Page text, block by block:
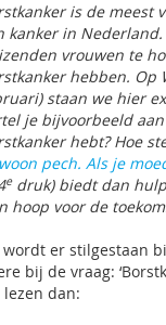
is de meest
kanker in
vrouwen te
hebben. Op
staan we hier
je bijvoorbeeld
hebt? Hoe
pech. Als je
edruk) biedt dan
hoop voor de
er stilgestaan
bij de vraag:
lezen dan: